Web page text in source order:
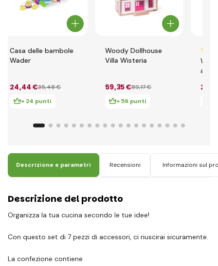
Casa delle bambole
Wader
24,44 €35,48 €
+ 24 punti
Woody Dollhouse
Villa Wisteria
59,35 €89,17 €
+ 59 punti
25
Descrizione e parametri Recensioni Informazioni sul
Descrizione del prodotto
Organizza la tua cucina secondo le tue idee!
Con questo set di 7 pezzi di accessori, ci riuscirai sicuramente.
La confezione contiene